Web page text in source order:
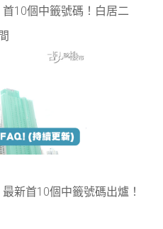
首10個中籤號碼！白居二
新首10個中籤號碼出爐！